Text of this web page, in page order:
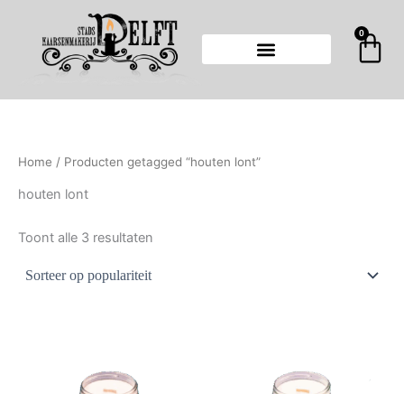
0
Home / Producten getagged “houten lont”
houten lont
Toont alle 3 resultaten
op
populariteit